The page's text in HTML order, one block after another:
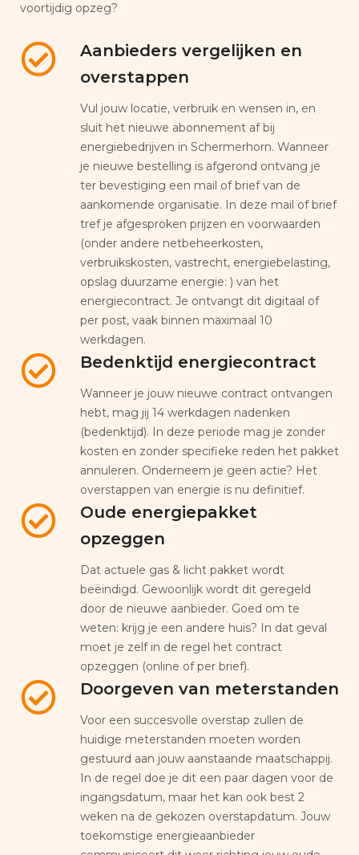
voortijdig opzeg?
Aanbieders vergelijken en
overstappen
Vul jouw locatie, verbruik en wensen in, en
sluit het nieuwe abonnement af bij
energiebedrijven in Schermerhorn. Wanneer
je nieuwe bestelling is afgerond ontvang je
ter bevestiging een mail of brief van de
aankomende organisatie. In deze mail of brief
tref je afgesproken prijzen en voorwaarden
(onder andere netbeheerkosten,
verbruikskosten, vastrecht, energiebelasting,
opslag duurzame energie: ) van het
energiecontract. Je ontvangt dit digitaal of
per post, vaak binnen maximaal 10
werkdagen.
Bedenktijd energiecontract
Wanneer je jouw nieuwe contract ontvangen
hebt, mag jij 14 werkdagen nadenken
(bedenktijd). In deze periode mag je zonder
kosten en zonder specifieke reden het pakket
annuleren. Onderneem je geen actie? Het
overstappen van energie is nu definitief.
Oude energiepakket
opzeggen
Dat actuele gas & licht pakket wordt
beëindigd. Gewoonlijk wordt dit geregeld
door de nieuwe aanbieder. Goed om te
weten: krijg je een andere huis? In dat geval
moet je zelf in de regel het contract
opzeggen (online of per brief).
Doorgeven van meterstanden
Voor een succesvolle overstap zullen de
huidige meterstanden moeten worden
gestuurd aan jouw aanstaande maatschappij.
In de regel doe je dit een paar dagen voor de
ingangsdatum, maar het kan ook best 2
weken na de gekozen overstapdatum. Jouw
toekomstige energieaanbieder